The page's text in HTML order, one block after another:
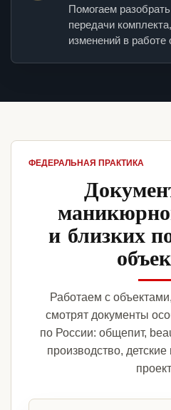
Помогаем
передачи
изменений в работе
ФЕДЕРАЛЬНАЯ ПРАКТИКА
и близких
Работаем с
смотрят документы
по России: общепит,
производство,